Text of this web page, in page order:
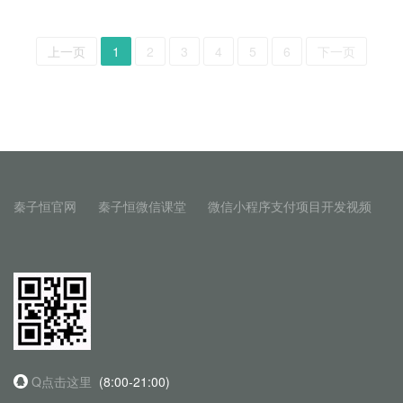
上一页 1 2 3 4 5 6 下一页
秦子恒官网 秦子恒微信课堂 微信小程序支付项目开发视频
Q点击这里 (8:00-21:00)